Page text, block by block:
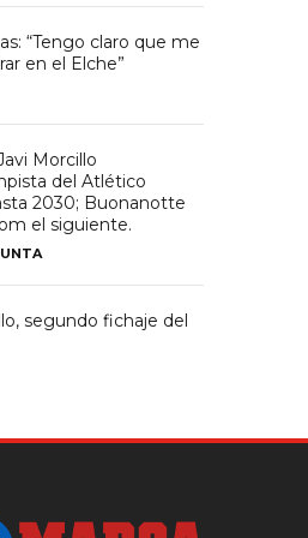
“Tengo claro que me
en el Elche”
Morcillo
del Atlético
2030; Buonanotte
el siguiente.
segundo fichaje del